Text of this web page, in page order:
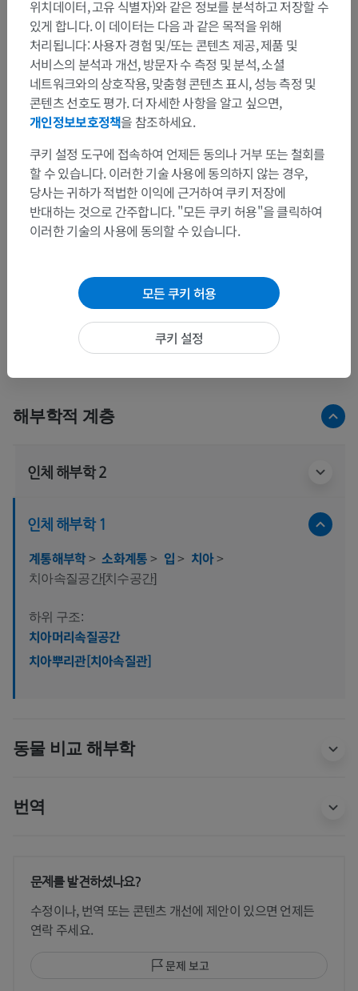
해부학적 계층
인체 해부학 2
인체 해부학 1
계통해부학> 소화계통> 입> 치아>
치아속질공간[치수공간]
하위 구조:
치아머리속질공간
치아뿌리관[치아속질관]
동물 비교 해부학
번역
문제를 발견하셨나요?
수정이나, 번역 또는 콘텐츠 개선에 제안이 있으면 언제든
연락 주세요.
문제 보고
위치데이터, 고유 식별자)와 같은 정보를 분석하고 저장할 수
있게 합니다. 이 데이터는 다음 과 같은 목적을 위해
처리됩니다: 사용자 경험 및/또는 콘텐츠 제공, 제품 및
서비스의 분석과 개선, 방문자 수 측정 및 분석, 소셜
네트워크와의 상호작용, 맞춤형 콘텐츠 표시, 성능 측정 및
콘텐츠 선호도 평가. 더 자세한 사항을 알고 싶으면,
개인정보보호정책을 참조하세요.
쿠키 설정 도구에 접속하여 언제든 동의나 거부 또는 철회를
할 수 있습니다. 이러한 기술 사용에 동의하지 않는 경우,
당사는 귀하가 적법한 이익에 근거하여 쿠키 저장에
반대하는 것으로 간주합니다. "모든 쿠키 허용"을 클릭하여
이러한 기술의 사용에 동의할 수 있습니다.
모든 쿠키 허용
쿠키 설정